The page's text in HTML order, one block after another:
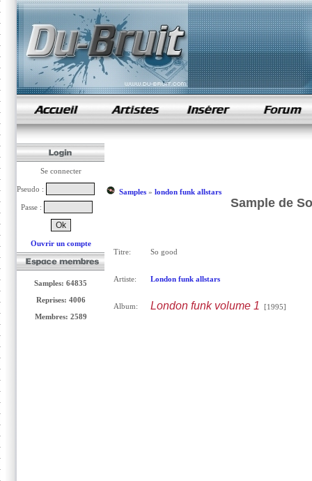
samples de rap
Se connecter
Pseudo :
Passe :
Ouvrir un compte
Samples: 64835
Reprises: 4006
Membres: 2589
Samples» london funk allstars
Sample de
Titre: So good
Artiste: London funk allstars
Album: London funk volume 1 [1995]